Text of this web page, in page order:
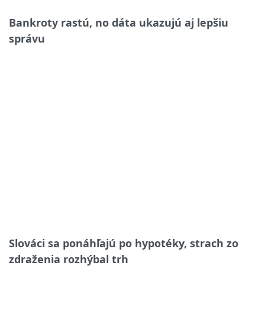
Bankroty rastú, no dáta ukazujú aj lepšiu
správu
Slováci sa ponáhľajú po hypotéky, strach zo
zdraženia rozhýbal trh